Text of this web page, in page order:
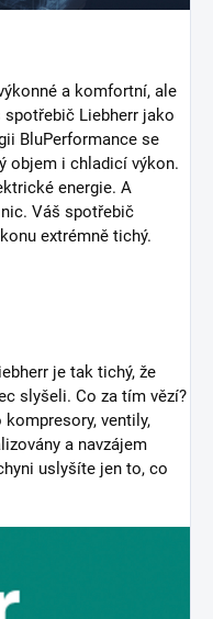
a komfortní, ale
spotřebič Liebherr jako
BluPerformance se
objem i chladicí výkon.
energie. A
Váš spotřebič
extrémně tichý.
je tak tichý, že
slyšeli. Co za tím vězí?
ventily,
a navzájem
uslyšíte jen to, co